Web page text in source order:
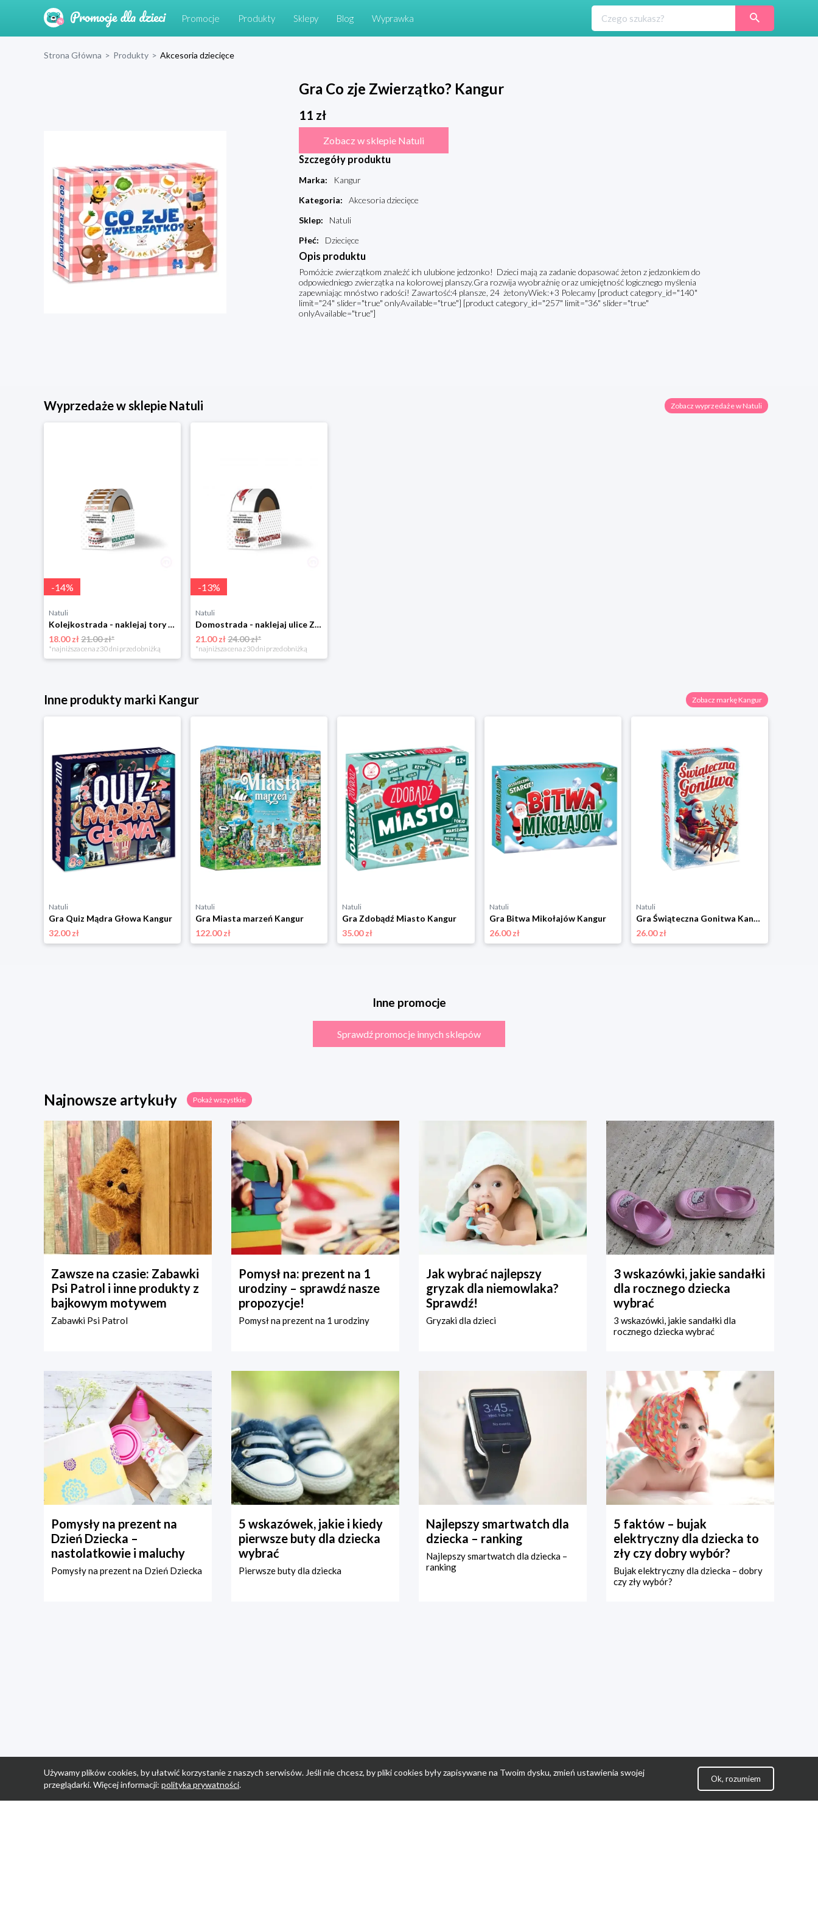
Promocje Produkty Sklepy Blog Wyprawka
Strona Główna > Produkty > Akcesoria dziecięce
Gra Co zje Zwierzątko? Kangur
11 zł
Zobacz w sklepie Natuli
Szczegóły produktu
Marka:
Kangur
Kategoria:
Akcesoria dziecięce
Sklep:
Natuli
Płeć: Dziecięce
Opis produktu
Pomóżcie zwierzątkom znaleźć ich ulubione jedzonko! Dzieci mają za zadanie dopasować żeton z jedzonkiem do
odpowiedniego zwierzątka na kolorowej planszy.Gra rozwija wyobraźnię oraz umiejętność logicznego myślenia
zapewniając mnóstwo radości! Zawartość:4 plansze, 24 żetonyWiek:+3 Polecamy [product category_id="140"
limit="24" slider="true" onlyAvailable="true"] [product category_id="257" limit="36" slider="true"
onlyAvailable="true"]
Wyprzedaże w sklepie Natuli Zobacz wyprzedaże w Natuli
-14%
Natuli
Kolejkostrada - naklejaj tory Zuzutoys
18.00 zł21.00 zł*
*najniższa cena z 30 dni przed obniżką
-13%
Natuli
Domostrada - naklejaj ulice Zuzutoys
21.00 zł24.00 zł*
*najniższa cena z 30 dni przed obniżką
Inne produkty marki Kangur Zobacz markę Kangur
Natuli
Gra Quiz Mądra Głowa Kangur
32.00 zł
Natuli
Gra Miasta marzeń Kangur
122.00 zł
Natuli
Gra Zdobądź Miasto Kangur
35.00 zł
Natuli
Gra Bitwa Mikołajów Kangur
26.00 zł
Natuli
Gra Świąteczna Gonitwa Kangur
26.00 zł
Inne promocje
Sprawdź promocje innych sklepów
Najnowsze artykuły Pokaż wszystkie
Zawsze na czasie: Zabawki
Psi Patrol i inne produkty z
bajkowym motywem
Zabawki Psi Patrol
Pomysł na: prezent na 1
urodziny – sprawdź nasze
propozycje!
Pomysł na prezent na 1 urodziny
Jak wybrać najlepszy
gryzak dla niemowlaka?
Sprawdź!
Gryzaki dla dzieci
3 wskazówki, jakie sandałki
dla rocznego dziecka
wybrać
3 wskazówki, jakie sandałki dla
rocznego dziecka wybrać
Pomysły na prezent na
Dzień Dziecka –
nastolatkowie i maluchy
Pomysły na prezent na Dzień Dziecka
5 wskazówek, jakie i kiedy
pierwsze buty dla dziecka
wybrać
Pierwsze buty dla dziecka
Najlepszy smartwatch dla
dziecka – ranking
Najlepszy smartwatch dla dziecka –
ranking
5 faktów – bujak
elektryczny dla dziecka to
zły czy dobry wybór?
Bujak elektryczny dla dziecka – dobry
czy zły wybór?
Używamy plików cookies, by ułatwić korzystanie z naszych serwisów. Jeśli nie chcesz, by pliki cookies były zapisywane na Twoim dysku, zmień ustawienia swojej
przeglądarki. Więcej informacji: polityka prywatności.
Ok, rozumiem